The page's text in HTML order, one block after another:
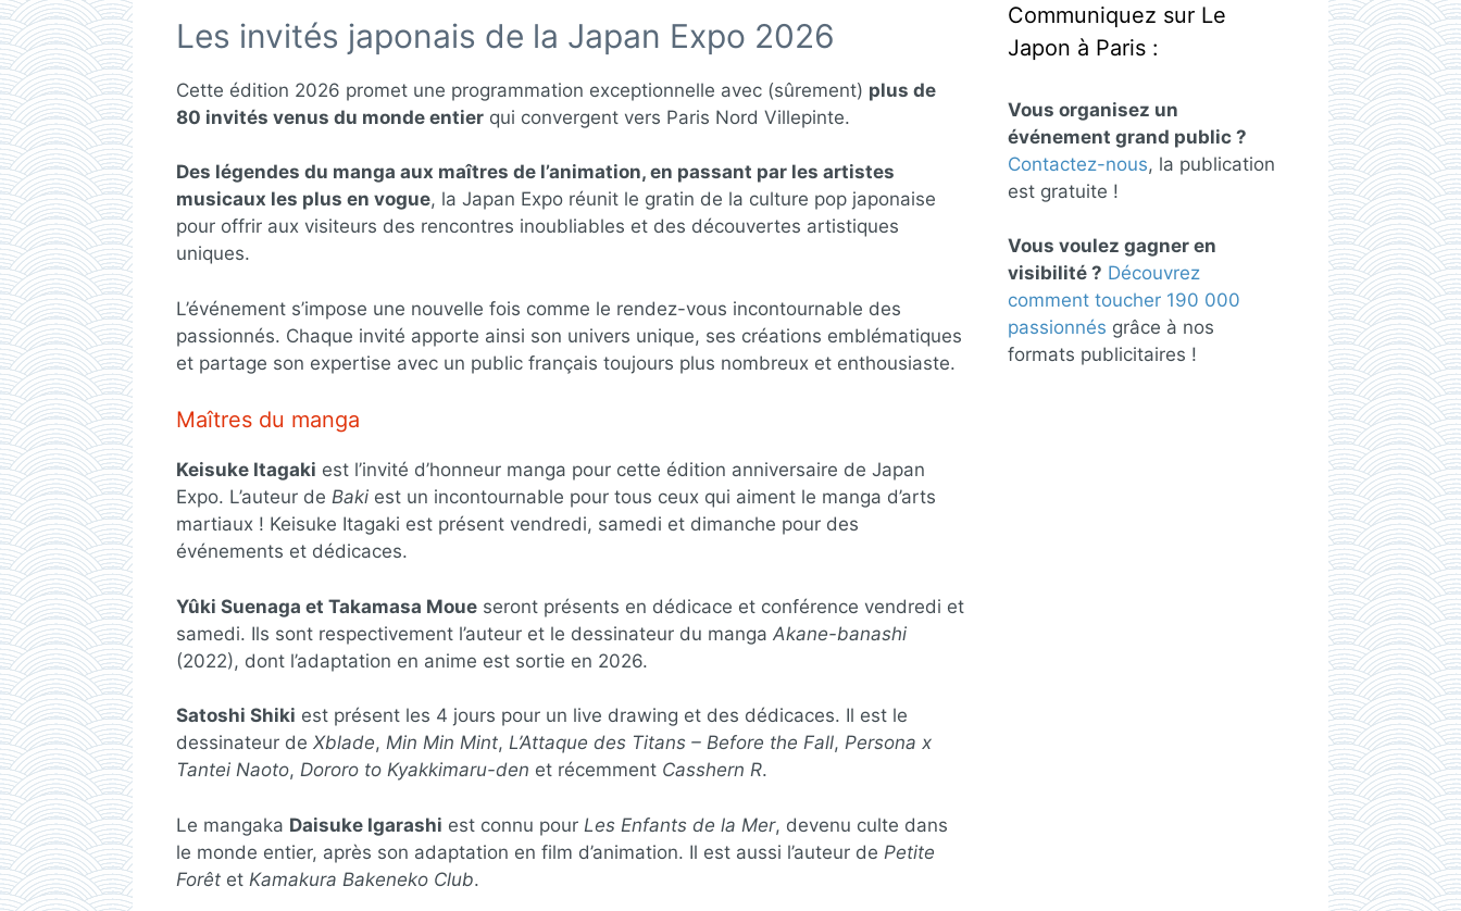
Les invités japonais de la Japan Expo 2026
Cette édition 2026 promet une programmation exceptionnelle avec (sûrement) plus de
80 invités venus du monde entier qui convergent vers Paris Nord Villepinte.
Des légendes du manga aux maîtres de l’animation, en passant par les artistes
musicaux les plus en vogue, la Japan Expo réunit le gratin de la culture pop japonaise
pour offrir aux visiteurs des rencontres inoubliables et des découvertes artistiques
uniques.
L’événement s’impose une nouvelle fois comme le rendez-vous incontournable des
passionnés. Chaque invité apporte ainsi son univers unique, ses créations emblématiques
et partage son expertise avec un public français toujours plus nombreux et enthousiaste.
Maîtres du manga
Keisuke Itagaki est l’invité d’honneur manga pour cette édition anniversaire de Japan
Expo. L’auteur de Baki est un incontournable pour tous ceux qui aiment le manga d’arts
martiaux ! Keisuke Itagaki est présent vendredi, samedi et dimanche pour des
événements et dédicaces.
Yûki Suenaga et Takamasa Moue seront présents en dédicace et conférence vendredi et
samedi. Ils sont respectivement l’auteur et le dessinateur du manga Akane-banashi
(2022), dont l’adaptation en anime est sortie en 2026.
Satoshi Shiki est présent les 4 jours pour un live drawing et des dédicaces. Il est le
dessinateur de Xblade, Min Min Mint, L’Attaque des Titans – Before the Fall, Persona x
Tantei Naoto, Dororo to Kyakkimaru-den et récemment Casshern R.
Le mangaka Daisuke Igarashi est connu pour Les Enfants de la Mer, devenu culte dans
le monde entier, après son adaptation en film d’animation. Il est aussi l’auteur de Petite
Forêt et Kamakura Bakeneko Club.
Communiquez sur Le
Japon à Paris :
Vous organisez un
événement grand public ?
Contactez-nous, la publication
est gratuite !
Vous voulez gagner en
visibilité ? Découvrez
comment toucher 190 000
passionnés grâce à nos
formats publicitaires !